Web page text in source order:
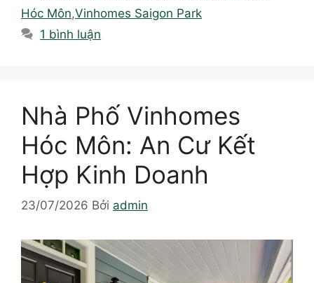
Hóc Môn,Vinhomes Saigon Park
1 bình luận
Nhà Phố Vinhomes
Hóc Môn: An Cư Kết
Hợp Kinh Doanh
23/07/2026 Bởi admin